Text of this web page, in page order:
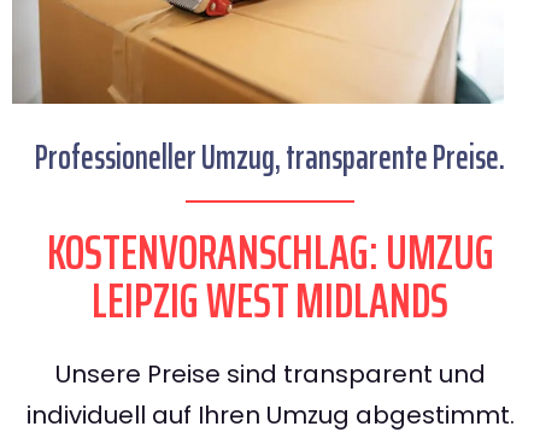
Professioneller Umzug, transparente Preise.
KOSTENVORANSCHLAG: UMZUG
LEIPZIG WEST MIDLANDS
Unsere Preise sind transparent und
individuell auf Ihren Umzug abgestimmt.